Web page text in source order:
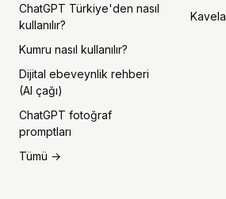
ChatGPT Türkiye'den nasıl
kullanılır?
Kumru nasıl kullanılır?
Dijital ebeveynlik rehberi
(AI çağı)
ChatGPT fotoğraf
promptları
Tümü →
Kavela